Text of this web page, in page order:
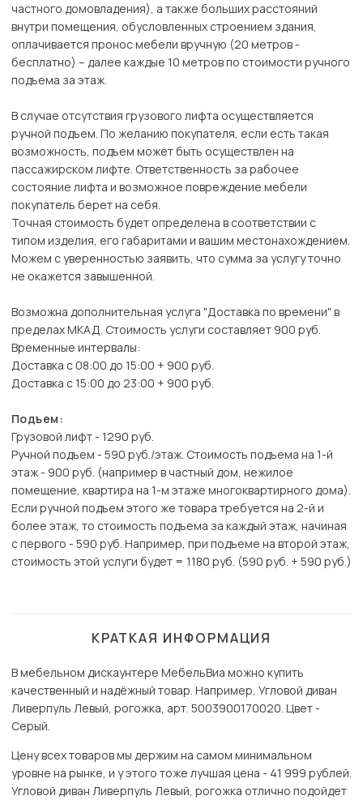
частного домовладения), а также больших расстояний
внутри помещения, обусловленных строением здания,
оплачивается пронос мебели вручную (20 метров -
бесплатно) – далее каждые 10 метров по стоимости ручного
подъема за этаж.
В случае отсутствия грузового лифта осуществляется
ручной подъем. По желанию покупателя, если есть такая
возможность, подъем может быть осуществлен на
пассажирском лифте. Ответственность за рабочее
состояние лифта и возможное повреждение мебели
покупатель берет на себя.
Точная стоимость будет определена в соответствии с
типом изделия, его габаритами и вашим местонахождением.
Можем с уверенностью заявить, что сумма за услугу точно
не окажется завышенной.
Возможна дополнительная услуга "Доставка по времени" в
пределах МКАД. Стоимость услуги составляет 900 руб.
Временные интервалы:
Доставка с 08:00 до 15:00 + 900 руб.
Доставка с 15:00 до 23:00 + 900 руб.
Подъем:
Грузовой лифт - 1290 руб.
Ручной подъем - 590 руб./этаж. Стоимость подъема на 1-й
этаж - 900 руб. (например в частный дом, нежилое
помещение, квартира на 1-м этаже многоквартирного дома).
Если ручной подъем этого же товара требуется на 2-й и
более этаж, то стоимость подъема за каждый этаж, начиная
с первого - 590 руб. Например, при подъеме на второй этаж,
стоимость этой услуги будет = 1180 руб. (590 руб. + 590 руб.)
КРАТКАЯ ИНФОРМАЦИЯ
В мебельном дискаунтере МебельВиа можно купить
качественный и надёжный товар. Например, Угловой диван
Ливерпуль Левый, рогожка, арт. 5003900170020. Цвет -
Серый.
Цену всех товаров мы держим на самом минимальном
уровне на рынке, и у этого тоже лучшая цена - 41 999 рублей.
Угловой диван Ливерпуль Левый, рогожка отлично подойдет